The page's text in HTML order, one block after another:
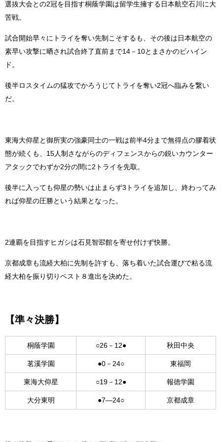
選抜大会との2冠を目指す桐蔭学園は留学生擁する日本航空石川に大
苦戦。
試合開始早々にトライを奪い先制こそするも、その後は日本航空の
素早い攻撃に晒され試合終了直前まで14－10とまさかのビハイン
ド。
後半ロスタイムの猛攻でかろうじてトライを奪い2冠へ臨みを繋い
だ。
東海大仰星と御所実の強豪同士の一戦は前半4分まで無得点の膠着状
態が続くも、15人制さながらのディフェンスからの鋭いカウンター
アタックでわずか2分の間に2トライを先取。
後半に入っても仰星の勢いは止まらず3トライを追加し、終わってみ
れば仰星の圧勝という結果となった。
2連覇を目指すヒガシは石見智翆館を寄せ付けず快勝。
京都成章も流経大柏に先制を許すも、落ち着いた試合運びで粘る流
経大柏を振り切りベスト８進出を決めた。
【準々決勝】
桐蔭学園 ○26－12● 秋田中央
茗溪学園 ●0－24○ 東福岡
東海大仰星 ○19－12● 報徳学園
大分東明 ●7―24○ 京都成章